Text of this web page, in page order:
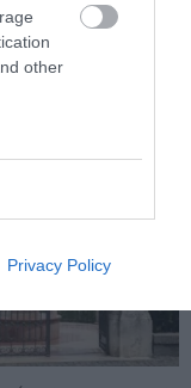
other
Privacy Policy